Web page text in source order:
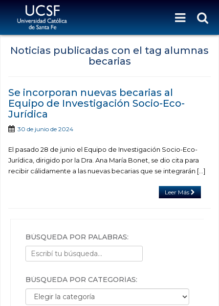
Noticias publicadas con el tag alumnas
becarias
Se incorporan nuevas becarias al
Equipo de Investigación Socio-Eco-
Jurídica
30 de junio de 2024
El pasado 28 de junio el Equipo de Investigación Socio-Eco-
Jurídica, dirigido por la Dra. Ana María Bonet, se dio cita para
recibir cálidamente a las nuevas becarias que se integrarán […]
Leer Más
BÚSQUEDA POR PALABRAS:
BÚSQUEDA POR CATEGORÍAS:
Búsqueda por categorías: